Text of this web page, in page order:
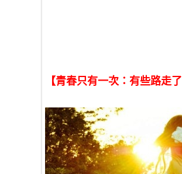
【青春只有一次：有些路走